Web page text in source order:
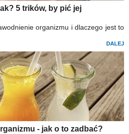
5 trików, by pić jej
organizmu i dlaczego jest to
DALEJ
- jak o to zadbać?